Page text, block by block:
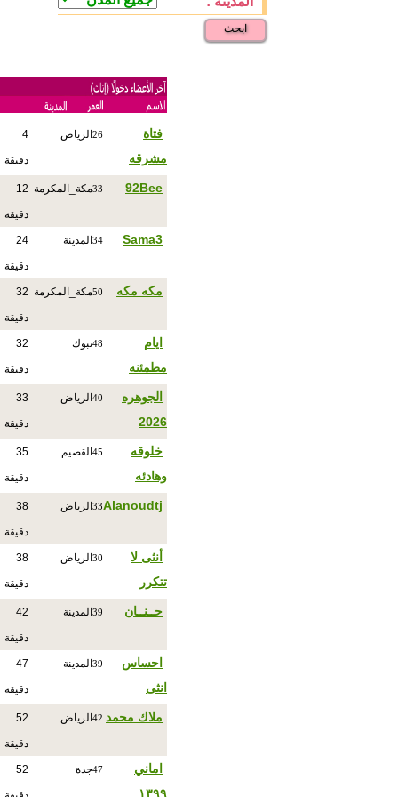
ابحث
فتاة
مشرقه
26 الرياض 4
دقيقة
92Bee
33مكة_المكرمة 12
دقيقة
Sama3
34 المدينة 24
دقيقة
مكه مكه 50مكة_المكرمة 32
دقيقة
ايام
مطمئنه
48تبوك 32
دقيقة
الجوهره
2026
40 الرياض 33
دقيقة
خلوقه
وهادئه
45 القصيم 35
دقيقة
Alanoudtj
33 الرياض 38
دقيقة
أنثى لا
تتكرر
30 الرياض 38
دقيقة
حــنــان 39 المدينة 42
دقيقة
احساس
انثى
39 المدينة 47
دقيقة
ملاك محمد 42 الرياض 52
دقيقة
اماني
١٣٩٩
47جدة 52